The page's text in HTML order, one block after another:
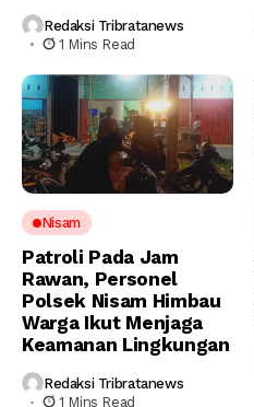
Redaksi Tribratanews
1 Mins Read
Nisam
Patroli Pada Jam
Rawan, Personel
Polsek Nisam Himbau
Warga Ikut Menjaga
Keamanan Lingkungan
Redaksi Tribratanews
1 Mins Read